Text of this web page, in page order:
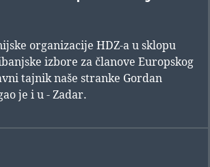
organizacije HDZ-a u sklopu
izbore za članove Europskog
tajnik naše stranke Gordan
je i u - Zadar.